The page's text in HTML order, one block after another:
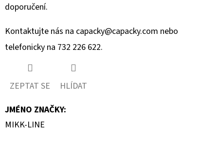
doporučení.
Kontaktujte nás na capacky@capacky.com nebo
telefonicky na 732 226 622.
ZEPTAT SE
HLÍDAT
JMÉNO ZNAČKY:
MIKK-LINE